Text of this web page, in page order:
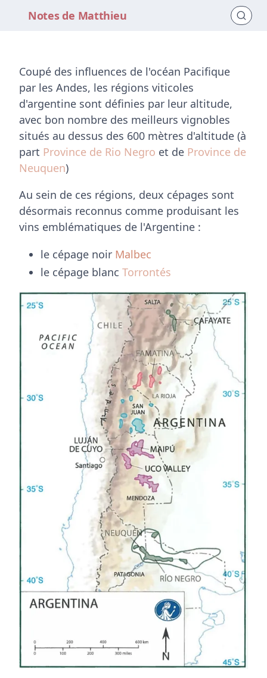
Notes de Matthieu
Coupé des influences de l'océan Pacifique
par les Andes, les régions viticoles
d'argentine sont définies par leur altitude,
avec bon nombre des meilleurs vignobles
situés au dessus des 600 mètres d'altitude (à
part Province de Rio Negro et de Province de
Neuquen)
Au sein de ces régions, deux cépages sont
désormais reconnus comme produisant les
vins emblématiques de l'Argentine :
le cépage noir Malbec
le cépage blanc Torrontés